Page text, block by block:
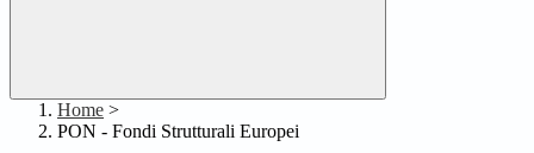
Home >
PON - Fondi Strutturali Europei